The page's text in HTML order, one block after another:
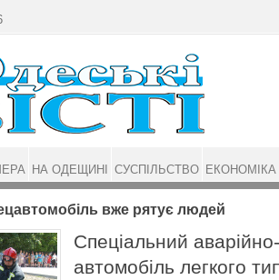
вже рятує людей
Спеціальний
автомобіль легкого
НА ОДЕЩИНІ СУСПІЛЬСТВО ЕКОНОМІКА